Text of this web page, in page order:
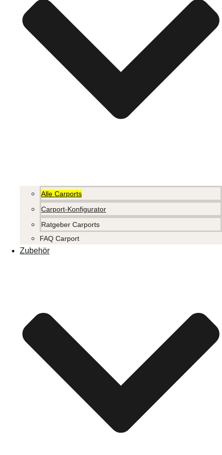
Alle Carports
Carport-Konfigurator
Ratgeber Carports
FAQ Carport
Zubehör